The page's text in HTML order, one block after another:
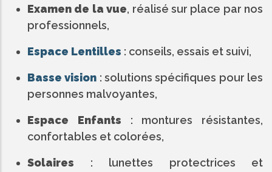
Examen de la vue, réalisé sur place par nos
professionnels,
Espace Lentilles : conseils, essais et suivi,
Basse vision : solutions spécifiques pour les
personnes malvoyantes,
Espace Enfants : montures résistantes,
confortables et colorées,
Solaires : lunettes protectrices et